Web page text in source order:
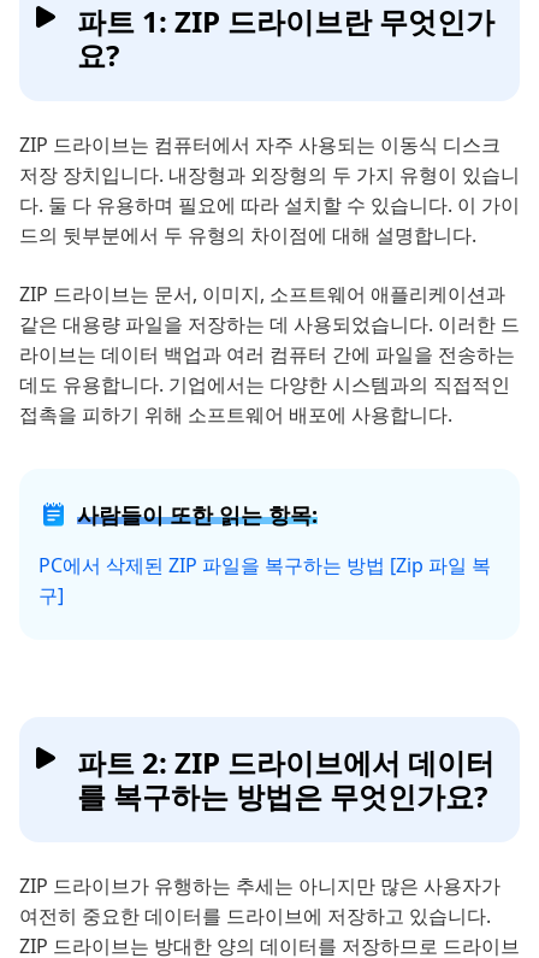
파트 1: ZIP 드라이브란 무엇인가
요?
ZIP 드라이브는 컴퓨터에서 자주 사용되는 이동식 디스크
저장 장치입니다. 내장형과 외장형의 두 가지 유형이 있습니
다. 둘 다 유용하며 필요에 따라 설치할 수 있습니다. 이 가이
드의 뒷부분에서 두 유형의 차이점에 대해 설명합니다.
ZIP 드라이브는 문서, 이미지, 소프트웨어 애플리케이션과
같은 대용량 파일을 저장하는 데 사용되었습니다. 이러한 드
라이브는 데이터 백업과 여러 컴퓨터 간에 파일을 전송하는
데도 유용합니다. 기업에서는 다양한 시스템과의 직접적인
접촉을 피하기 위해 소프트웨어 배포에 사용합니다.
사람들이 또한 읽는 항목:
PC에서 삭제된 ZIP 파일을 복구하는 방법 [Zip 파일 복
구]
파트 2: ZIP 드라이브에서 데이터
를 복구하는 방법은 무엇인가요?
ZIP 드라이브가 유행하는 추세는 아니지만 많은 사용자가
여전히 중요한 데이터를 드라이브에 저장하고 있습니다.
ZIP 드라이브는 방대한 양의 데이터를 저장하므로 드라이브